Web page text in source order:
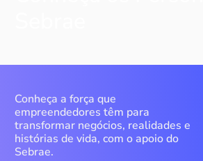
Conheça a força que
empreendedores têm para
transformar negócios, realidades e
histórias de vida, com o apoio do
Sebrae.